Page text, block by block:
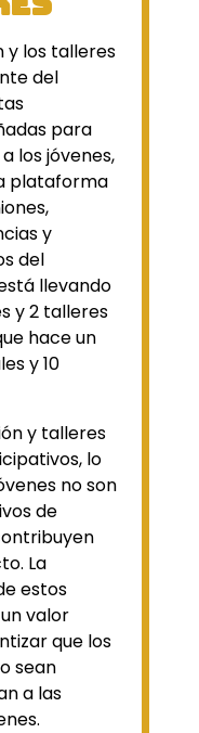
y los talleres
del
para
los jóvenes,
plataforma
y
del
llevando
y 2 talleres
hace un
y 10
y talleres
lo
no son
de
La
estos
valor
que los
sean
a las